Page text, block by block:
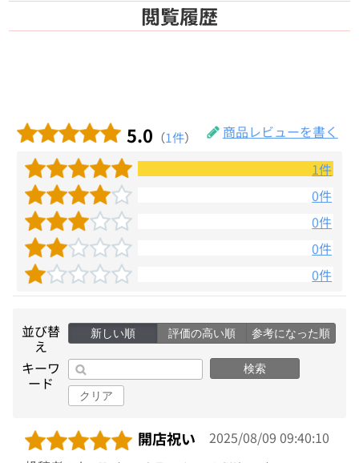
閲覧履歴
5.0 （1件）
商品レビューを書く
1件
0件
0件
0件
0件
並び替
え
新しい順 評価の高い順 参考になった順
キーワ
ード
検索
クリア
開店祝い
2025/08/09 09:40:10